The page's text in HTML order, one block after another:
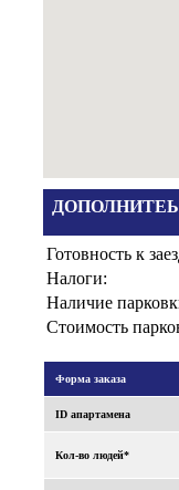
Готовность к
Налоги:
Наличие
Стоимость
Форма заказа
ID апартаменa
Кол-во людей*